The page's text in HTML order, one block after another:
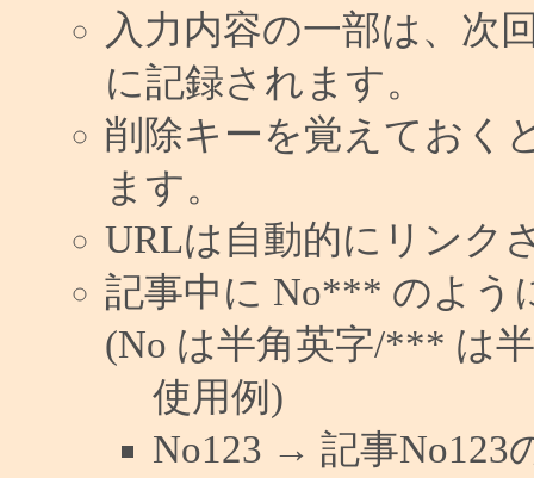
入力内容の一部は、次
に記録されます。
削除キーを覚えておく
ます。
URLは自動的にリンク
記事中に No*** のよう
(No は半角英字/*** は
使用例)
No123 → 記事No123